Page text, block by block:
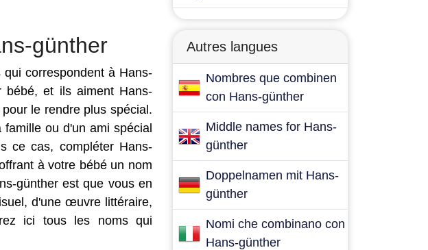
günther
correspondent à Hans-
bébé, et ils aiment Hans-
le rendre plus spécial.
ou d'un ami spécial
ce cas, compléter Hans-
à votre bébé un nom
günther est que vous en
d'une œuvre littéraire,
ici tous les noms qui
Autres langues
Nombres que combinen
con Hans-günther
Middle names for Hans-
günther
Doppelnamen mit Hans-
günther
Nomi che combinano con
Hans-günther